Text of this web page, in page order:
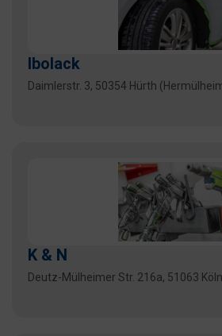
Ibolack
Daimlerstr. 3, 50354 Hürth
K & N
Deutz-Mülheimer Str. 216a, 51063